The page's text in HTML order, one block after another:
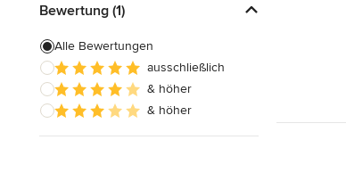
Bewertung (1)
Alle Bewertungen
ausschließlich
& höher
& höher